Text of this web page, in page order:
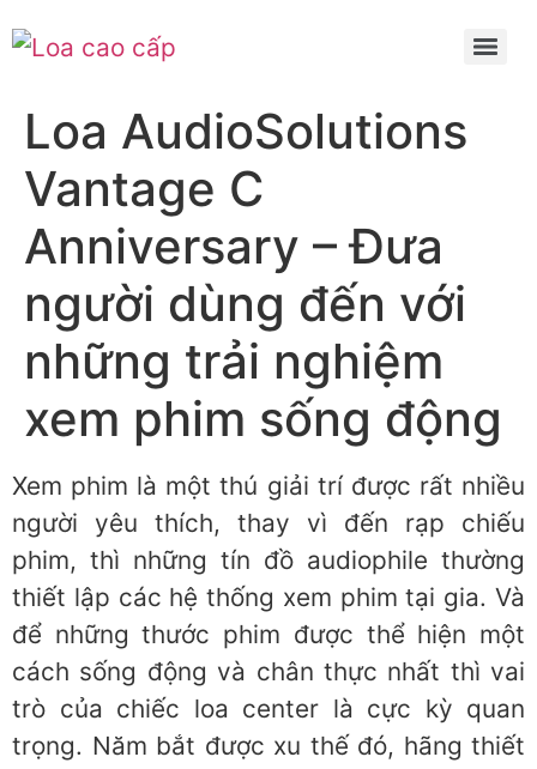
Loa AudioSolutions
Vantage C
Anniversary – Đưa
người dùng đến với
những trải nghiệm
xem phim sống động
Xem phim là một thú giải trí được rất nhiều
người yêu thích, thay vì đến rạp chiếu
phim, thì những tín đồ audiophile thường
thiết lập các hệ thống xem phim tại gia. Và
để những thước phim được thể hiện một
cách sống động và chân thực nhất thì vai
trò của chiếc loa center là cực kỳ quan
trọng. Năm bắt được xu thế đó, hãng thiết